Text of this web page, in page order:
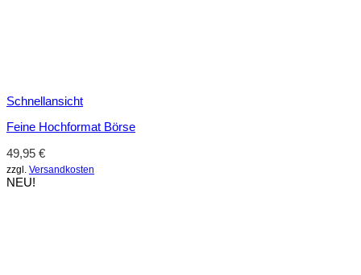
Schnellansicht
Feine Hochformat Börse
49,95 €
zzgl. Versandkosten
NEU!